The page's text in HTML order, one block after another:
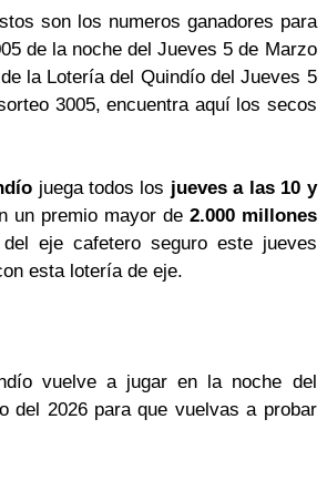
son los numeros ganadores para
de la noche del Jueves 5 de Marzo
la Lotería del Quindío del Jueves 5
3005, encuentra aquí los secos
juega todos los jueves a las 10 y
un premio mayor de 2.000 millones
eje cafetero seguro este jueves
esta lotería de eje.
vuelve a jugar en la noche del
del 2026 para que vuelvas a probar